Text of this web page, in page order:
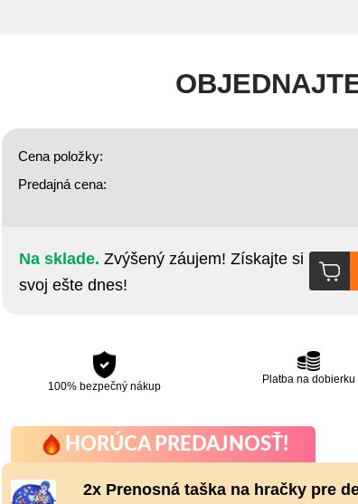
Cena položky:
Predajná cena:
Na sklade. Zvýšený záujem! Získajte si
svoj ešte dnes!
100% bezpečný nákup
Platba na dobierku
HORÚCA PREDAJNOSŤ!
2x Prenosná taška na hračky pre